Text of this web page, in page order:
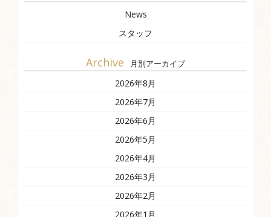
News
スタッフ
Archive 月別アーカイブ
2026年8月
2026年7月
2026年6月
2026年5月
2026年4月
2026年3月
2026年2月
2026年1月